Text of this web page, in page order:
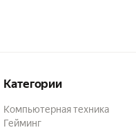
Категории
Компьютерная техника
Гейминг